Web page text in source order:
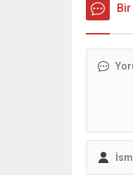
Bir